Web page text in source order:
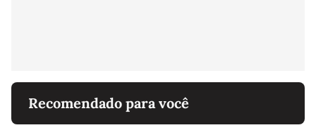
Recomendado para você